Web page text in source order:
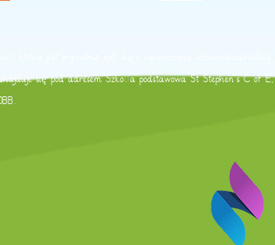
się pod adresem Szkoła podstawowa St Stephen's C of E,